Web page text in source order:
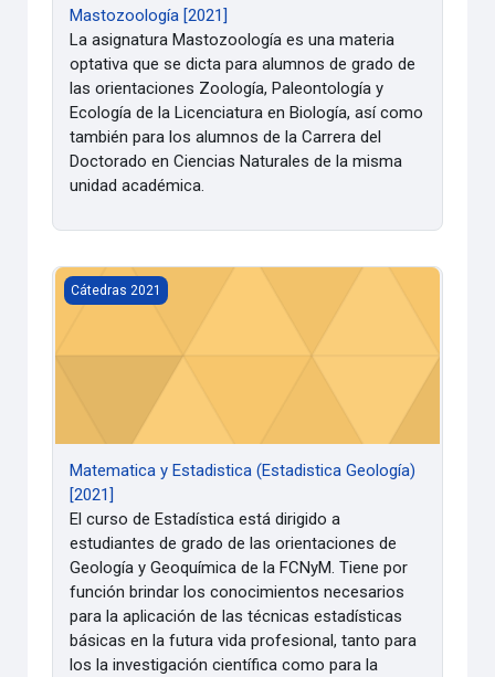
Mastozoología [2021]
La asignatura Mastozoología es una materia
optativa que se dicta para alumnos de grado de
las orientaciones Zoología, Paleontología y
Ecología de la Licenciatura en Biología, así como
también para los alumnos de la Carrera del
Doctorado en Ciencias Naturales de la misma
unidad académica.
Matematica y Estadistica (Estadistica Geología) [2021]
Cátedras 2021
Matematica y Estadistica (Estadistica Geología)
[2021]
El curso de Estadística está dirigido a
estudiantes de grado de las orientaciones de
Geología y Geoquímica de la FCNyM. Tiene por
función brindar los conocimientos necesarios
para la aplicación de las técnicas estadísticas
básicas en la futura vida profesional, tanto para
los la investigación científica como para la